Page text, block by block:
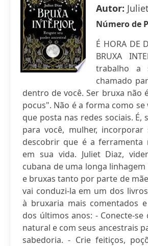
Autor:
Número de
É HORA DE
BRUXA
trabalho a
chamado
dentro de você. Ser bruxa não
pocus". Não é a forma como se
que posta nas redes sociais. É,
para você, mulher, incorporar
descobrir que é a ferramenta
em sua vida. Juliet Diaz,
cubana de uma longa
e bruxas tanto por parte de
vai conduzi-la em um dos
à bruxaria mais comentados
dos últimos anos: - Conecte-
natural e com seus ancestrais
sabedoria. - Crie feitiços,